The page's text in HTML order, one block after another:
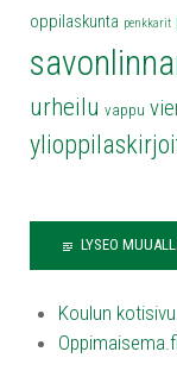
oppilaskunta penkkarit
urheilu vappu
LYSEO
Koulun kotisivu
Oppimaisema.fi